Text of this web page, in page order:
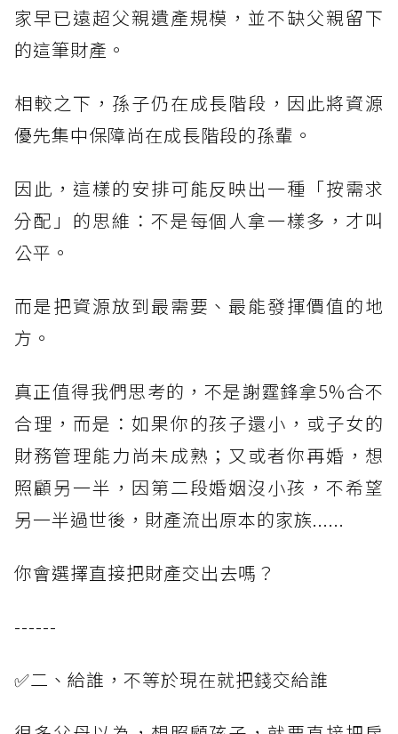
家早已遠超父親遺產規模，並不缺父親留下
的這筆財產。
相較之下，孫子仍在成長階段，因此將資源
優先集中保障尚在成長階段的孫輩。
因此，這樣的安排可能反映出一種「按需求
分配」的思維：不是每個人拿一樣多，才叫
公平。
而是把資源放到最需要、最能發揮價值的地
方。
真正值得我們思考的，不是謝霆鋒拿5%合不
合理，而是：如果你的孩子還小，或子女的
財務管理能力尚未成熟；又或者你再婚，想
照顧另一半，因第二段婚姻沒小孩，不希望
另一半過世後，財產流出原本的家族......
你會選擇直接把財產交出去嗎？
------
✅二、給誰，不等於現在就把錢交給誰